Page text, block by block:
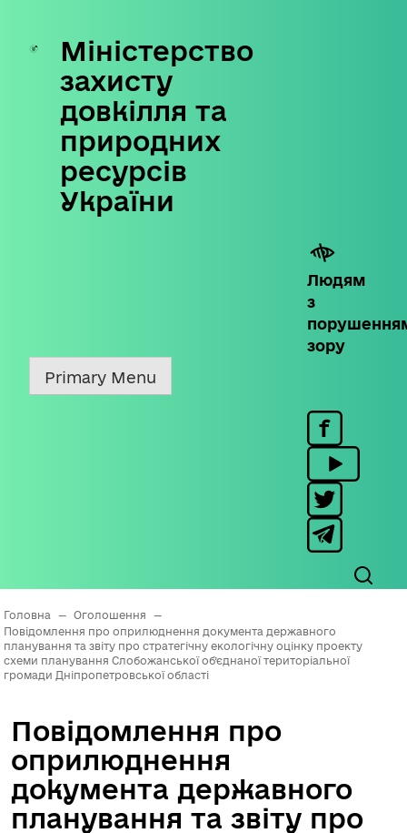
Skip
content
Міністерство
захисту
довкілля та
природних
ресурсів
України
Людям
з
зору
Primary Menu
Головна — Оголошення
—
Повідомлення про оприлюднення документа державного
планування та звіту про стратегічну екологічну оцінку проекту
схеми планування Слобожанської об’єднаної територіальної
громади Дніпропетровської області
Повідомлення про
оприлюднення
документа державного
планування та звіту про